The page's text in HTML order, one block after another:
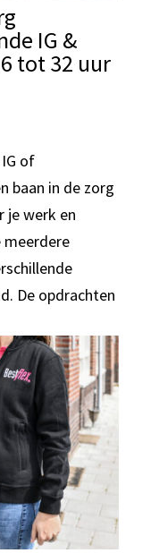
IG &
tot 32 uur
of
baan in de zorg
je werk en
meerdere
De opdrachten